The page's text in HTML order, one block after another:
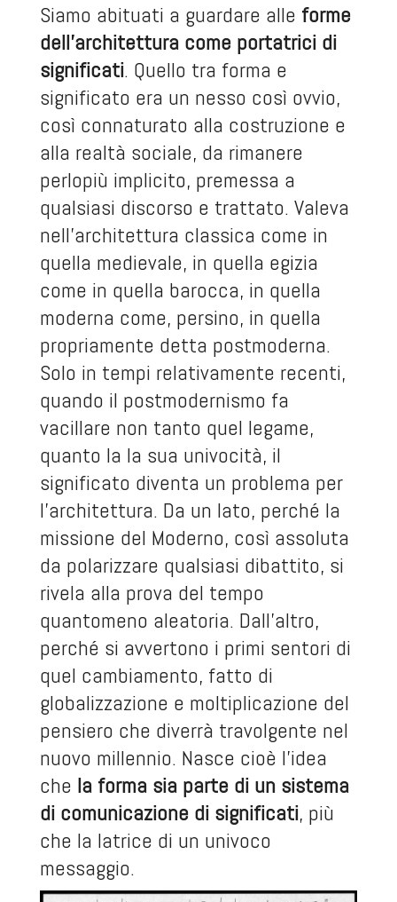
Siamo abituati a guardare alle forme
dell’architettura come portatrici di
significati. Quello tra forma e
significato era un nesso così ovvio,
così connaturato alla costruzione e
alla realtà sociale, da rimanere
perlopiù implicito, premessa a
qualsiasi discorso e trattato. Valeva
nell’architettura classica come in
quella medievale, in quella egizia
come in quella barocca, in quella
moderna come, persino, in quella
propriamente detta postmoderna.
Solo in tempi relativamente recenti,
quando il postmodernismo fa
vacillare non tanto quel legame,
quanto la la sua univocità, il
significato diventa un problema per
l’architettura. Da un lato, perché la
missione del Moderno, così assoluta
da polarizzare qualsiasi dibattito, si
rivela alla prova del tempo
quantomeno aleatoria. Dall’altro,
perché si avvertono i primi sentori di
quel cambiamento, fatto di
globalizzazione e moltiplicazione del
pensiero che diverrà travolgente nel
nuovo millennio. Nasce cioè l’idea
che la forma sia parte di un sistema
di comunicazione di significati, più
che la latrice di un univoco
messaggio.